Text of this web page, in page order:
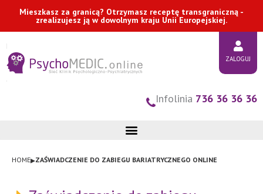
PrzejdźMieszkasz za granicą? Otrzymasz receptę transgraniczną -
zrealizujesz ją w dowolnym kraju Unii Europejskiej.
Infolinia 736 36 36 36
ZALOGUJ
HOME▸ZAŚWIADCZENIE DO ZABIEGU BARIATRYCZNEGO ONLINE